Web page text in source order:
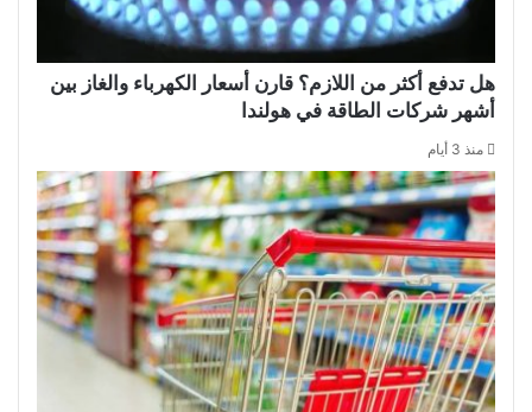
هل تدفع أكثر من اللازم؟ قارن أسعار الكهرباء والغاز بين
أشهر شركات الطاقة في هولندا
منذ 3 أيام